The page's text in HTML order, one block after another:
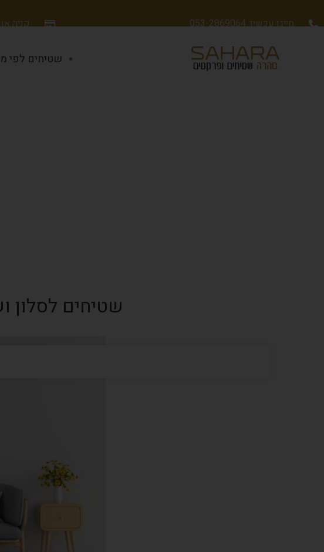
קניה חייגו עכשיו: 053-2869064
שטיחים לפי
שטיחים לסלון